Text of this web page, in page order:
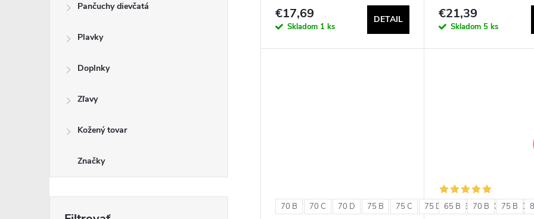
Pančuchy dievčatá
Plavky
Doplnky
Zľavy
Kožený tovar
Značky
d
€17,69
Skladom 1 ks
DETAIL €21,39
Skladom 5 ks
70 B 70 C 70 D 75 B 75 C 75 D 80 B 80 C 80 D
65 B 70 B 75 B